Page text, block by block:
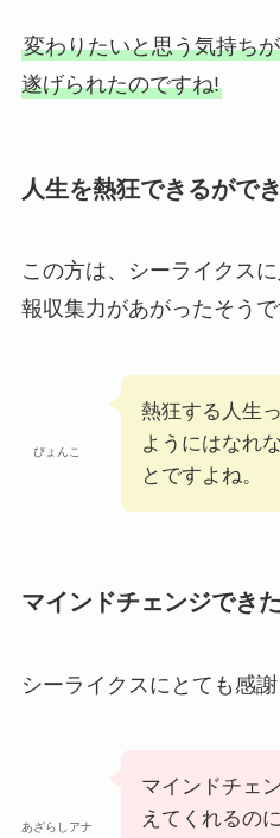
変わりたいと思う気持ち
遂げられたのですね!
人生を熱狂できるがで
この方は、シーライクス
報収集力があがったそうで
ぴょんこ
熱狂する人生
ようにはなれ
とですよね。
マインドチェンジできた
シーライクスにとても感謝
あざらしアナ
マインドチェ
えてくれるの